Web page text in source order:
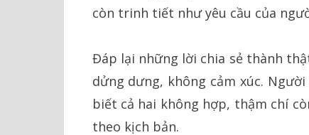
còn trinh tiết như yêu cầu của
Đáp lại những lời chia sẻ thành
dửng dưng, không cảm xúc.
biết cả hai không hợp, thậm chí
theo kịch bản.